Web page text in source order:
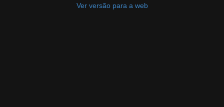
Ver versão para a web